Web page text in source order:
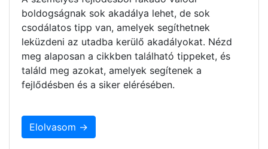
boldogságnak sok akadálya lehet, de sok
csodálatos tipp van, amelyek segíthetnek
leküzdeni az utadba kerülő akadályokat. Nézd
meg alaposan a cikkben található tippeket, és
találd meg azokat, amelyek segítenek a
fejlődésben és a siker elérésében.
Elolvasom →